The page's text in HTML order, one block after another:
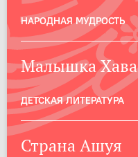
НАРОДНАЯ МУДРОСТЬ
Малышка Хава
ДЕТСКАЯ ЛИТЕРАТУРА
Страна Ашуя